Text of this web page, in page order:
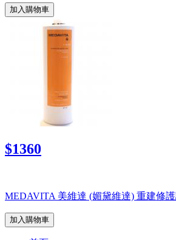
加入購物車
$1360
MEDAVITA 美維達 (媚黛維達) 重建修
加入購物車